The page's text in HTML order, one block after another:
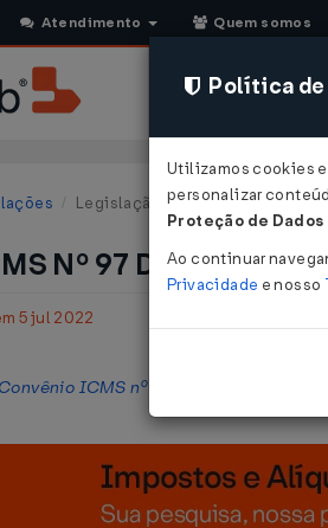
Atendimento Quem somos
Legislação Federal
Nº 97 DE 01/07/
5 jul 2022
Convênio ICMS nº 45/2010 , que
Política de
Utilizamos cookies
personalizar
Proteção de Dados
Ao continuar
Privacidade e nosso